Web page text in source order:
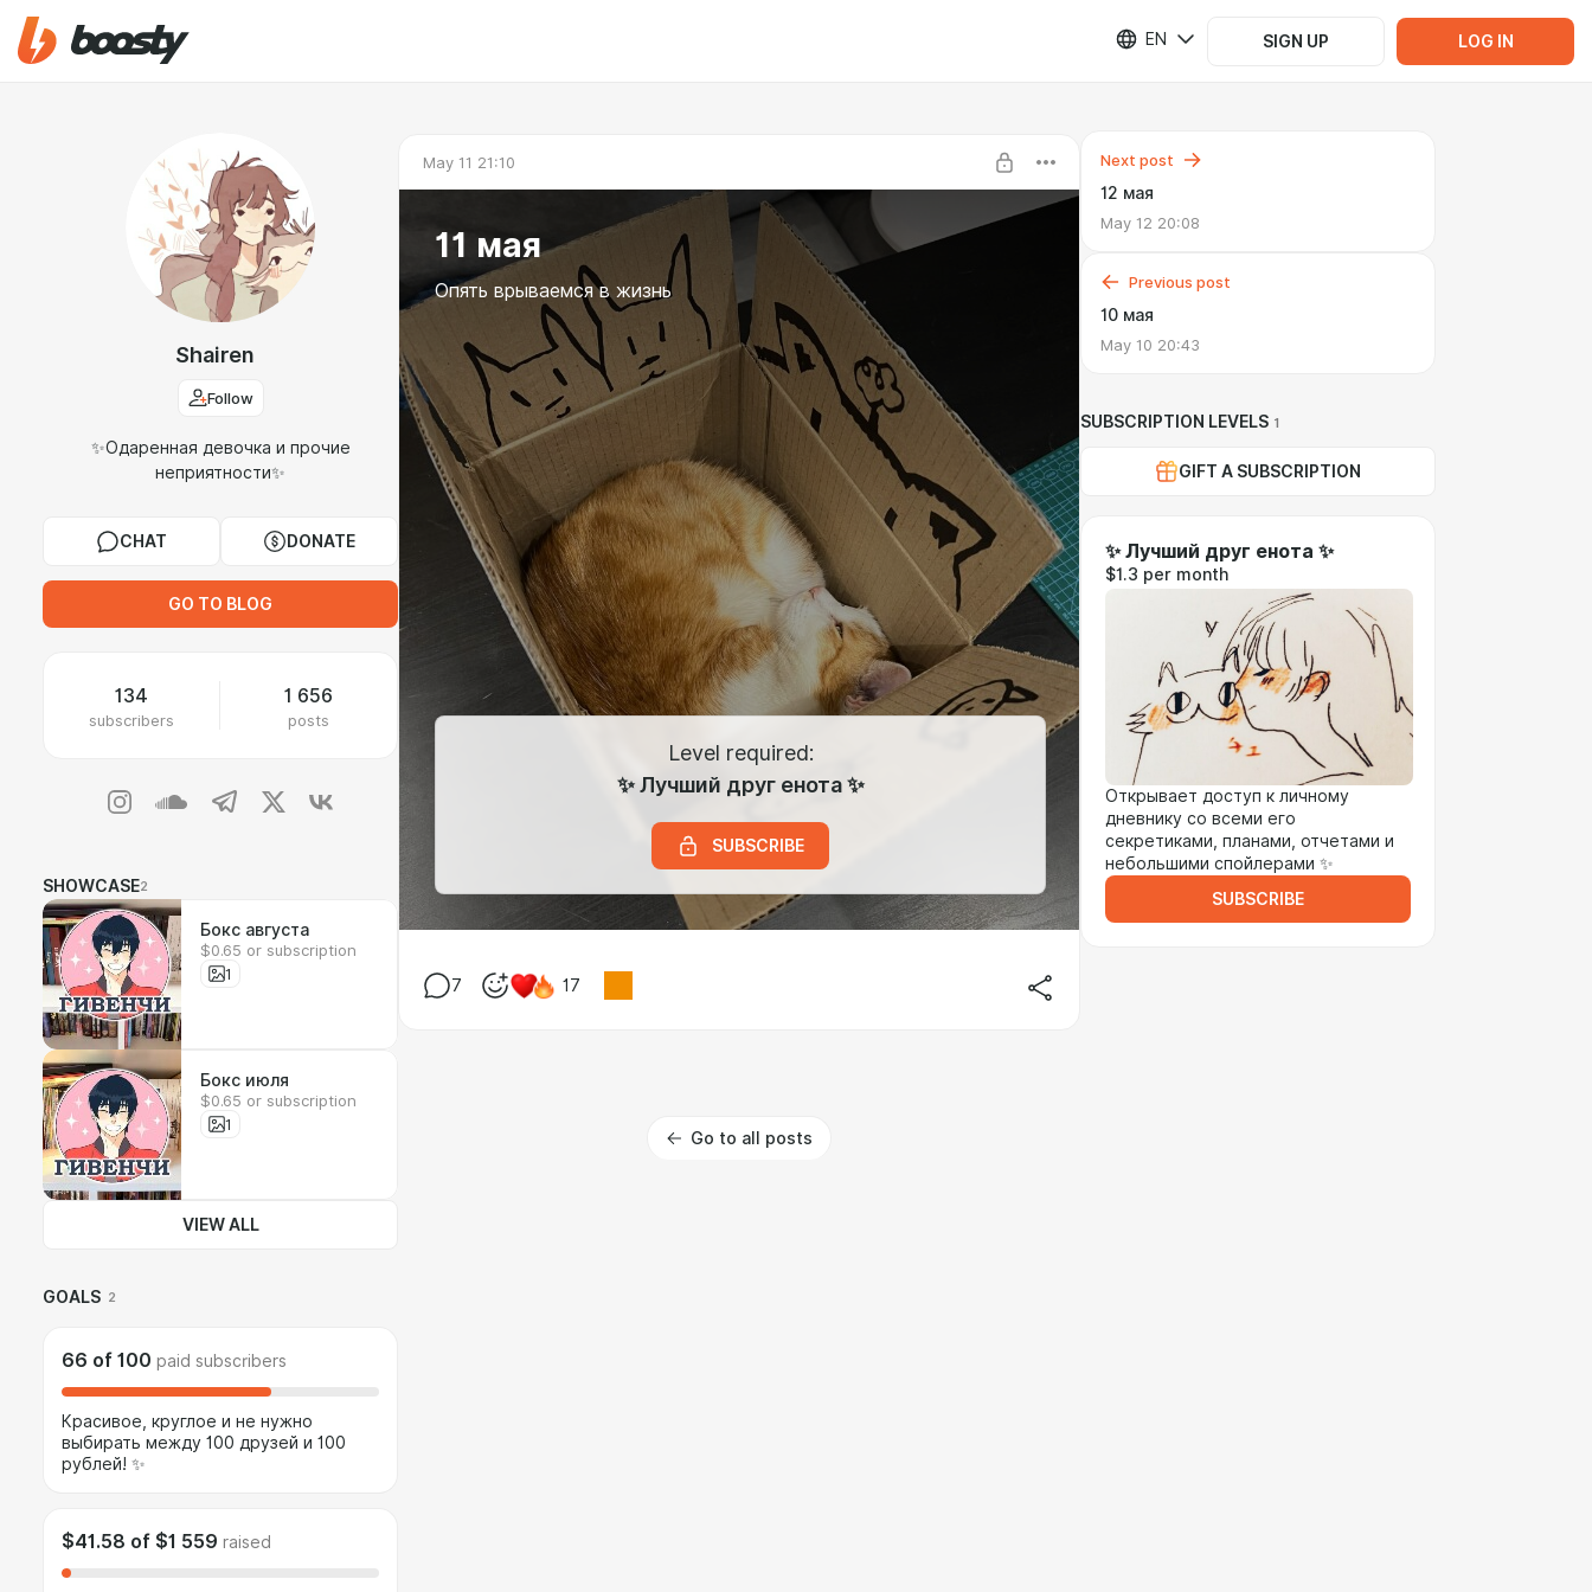
EN SIGN UP LOG IN
Shairen
Follow
✨Одаренная девочка и прочие
неприятности✨
CHAT DONATE
GO TO BLOG
134
subscribers
1 656
posts
SHOWCASE2
Бокс августа
$0.65 or subscription
1
Бокс июля
$0.65 or subscription
1
VIEW ALL
GOALS 2
66 of 100 paid subscribers
Красивое, круглое и не нужно
выбирать между 100 друзей и 100
рублей! ✨
$41.58 of $1 559 raised
May 11 21:10
11 мая
Опять врываемся в жизнь
Level required:
✨ Лучший друг енота ✨
SUBSCRIBE
7 17
Go to all posts
Next post
12 мая
May 12 20:08
Previous post
10 мая
May 10 20:43
SUBSCRIPTION LEVELS 1
GIFT A SUBSCRIPTION
✨ Лучший друг енота ✨
$1.3 per month
Открывает доступ к личному
дневнику со всеми его
секретиками, планами, отчетами и
небольшими спойлерами ✨
SUBSCRIBE